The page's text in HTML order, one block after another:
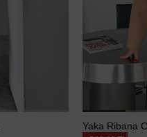
Yaka Ribana